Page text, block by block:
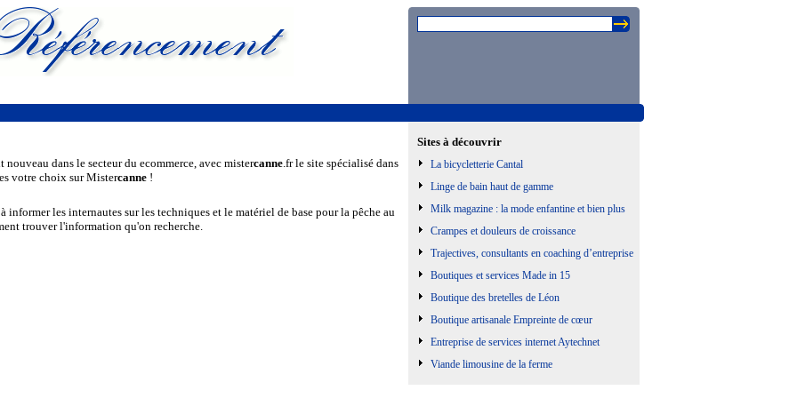
dans le secteur du ecommerce, avec mistercanne.fr le site spécialisé dans
votre choix sur Mistercanne !
informer les internautes sur les techniques et le matériel de base pour la pêche au
trouver l'information qu'on recherche.
Sites à découvrir
La bicycletterie Cantal
Linge de bain haut de gamme
Milk magazine : la mode enfantine et bien plus
Crampes et douleurs de croissance
Trajectives, consultants en coaching d’entreprise
Boutiques et services Made in 15
Boutique des bretelles de Léon
Boutique artisanale Empreinte de cœur
Entreprise de services internet Aytechnet
Viande limousine de la ferme